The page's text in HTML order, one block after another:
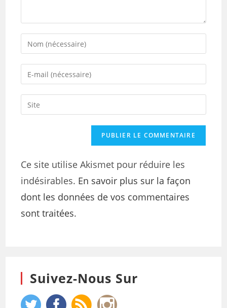
Ce site utilise Akismet pour réduire les
indésirables. En savoir plus sur la façon
dont les données de vos commentaires
sont traitées.
Suivez-Nous Sur